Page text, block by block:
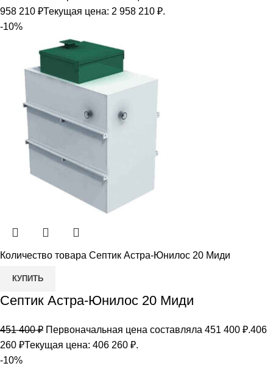
958 210 ₽Текущая цена: 2 958 210 ₽.
-10%
Количество товара Септик Астра-Юнилос 20 Миди
КУПИТЬ
Септик Астра-Юнилос 20 Миди
451 400₽ Первоначальная цена составляла 451 400 ₽.406
260 ₽Текущая цена: 406 260 ₽.
-10%